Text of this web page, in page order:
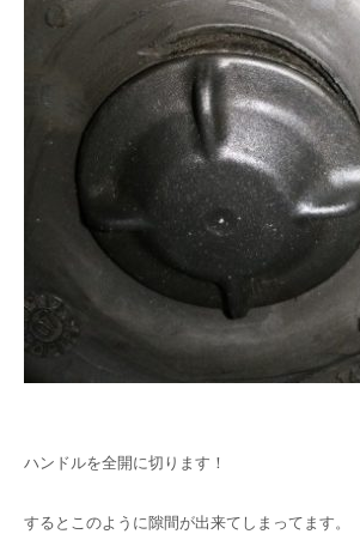
ハンドルを全開に切ります！
するとこのように隙間が出来てしまってます。